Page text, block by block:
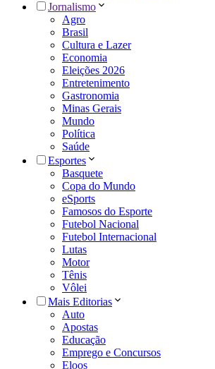
Jornalismo
Agro
Brasil
Cultura e Lazer
Economia
Eleições 2026
Entretenimento
Gastronomia
Minas Gerais
Mundo
Política
Saúde
Esportes
Basquete
Copa do Mundo
eSports
Famosos do Esporte
Futebol Nacional
Futebol Internacional
Lutas
Motor
Tênis
Vôlei
Mais Editorias
Auto
Apostas
Educação
Emprego e Concursos
Eloos